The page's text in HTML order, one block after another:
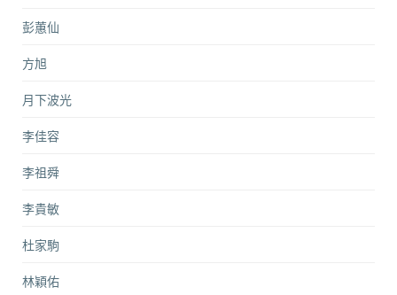
彭蕙仙
方旭
月下波光
李佳容
李祖舜
李貴敏
杜家駒
林穎佑